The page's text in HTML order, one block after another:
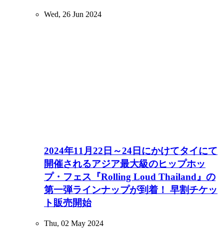
Wed, 26 Jun 2024
2024年11月22日～24日にかけてタイにて
開催されるアジア最大級のヒップホッ
プ・フェス『Rolling Loud Thailand』の
第一弾ラインナップが到着！ 早割チケッ
ト販売開始
Thu, 02 May 2024